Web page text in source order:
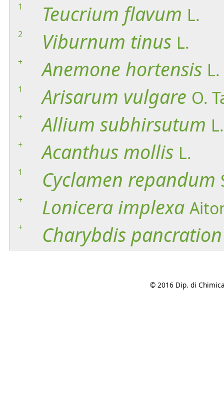
1 Teucrium flavum L.
2 Viburnum tinus L.
+ Anemone hortensis L.
1 Arisarum vulgare O.
+ Allium subhirsutum L.
+ Acanthus mollis L.
1 Cyclamen repandum
+ Lonicera implexa
+ Charybdis pancration
© 2016 Dip. di